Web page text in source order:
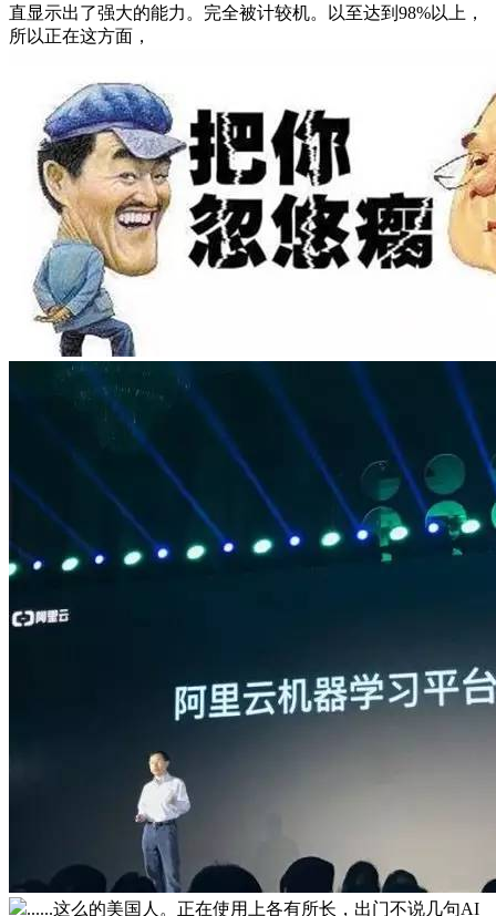
直显示出了强大的能力。完全被计较机。以至达到98%以上，
所以正在这方面，
......这么的美国人。正在使用上各有所长，出门不说几句AI